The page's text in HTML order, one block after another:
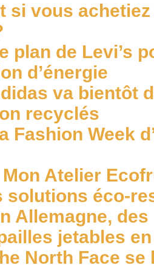
si vous
plan de Levi’s
d’énergie
va bientôt
recyclés
Fashion Week
Mon Atelier
solutions éco-
Allemagne,
jetables
North Face se